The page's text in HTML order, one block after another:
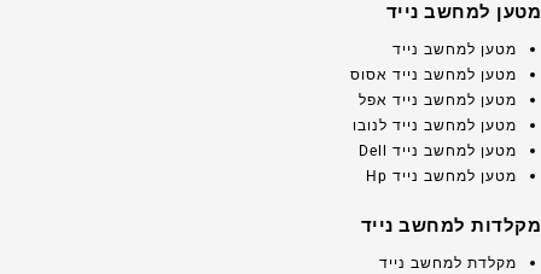
מטען למחשב נייד
מטען למחשב נייד
מטען למחשב נייד אסוס
מטען למחשב נייד אפל
מטען למחשב נייד לנובו
מטען למחשב נייד Dell
מטען למחשב נייד Hp
מקלדות למחשב נייד
מקלדת למחשב נייד